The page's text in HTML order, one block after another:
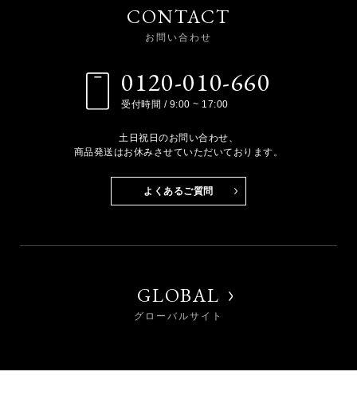
CONTACT
お問い合わせ
0120-010-660
受付時間 / 9:00 ~ 17:00
土日祝日のお問い合わせ、
商品発送はお休みさせていただいております。
よくあるご質問
GLOBAL
グローバルサイト